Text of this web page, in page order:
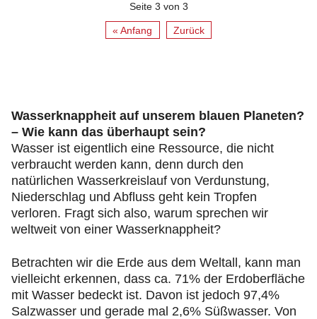
Seite 3 von 3
« Anfang Zurück
Wasserknappheit auf unserem blauen Planeten?
– Wie kann das überhaupt sein?
Wasser ist eigentlich eine Ressource, die nicht
verbraucht werden kann, denn durch den
natürlichen Wasserkreislauf von Verdunstung,
Niederschlag und Abfluss geht kein Tropfen
verloren. Fragt sich also, warum sprechen wir
weltweit von einer Wasserknappheit?
Betrachten wir die Erde aus dem Weltall, kann man
vielleicht erkennen, dass ca. 71% der Erdoberfläche
mit Wasser bedeckt ist. Davon ist jedoch 97,4%
Salzwasser und gerade mal 2,6% Süßwasser. Von